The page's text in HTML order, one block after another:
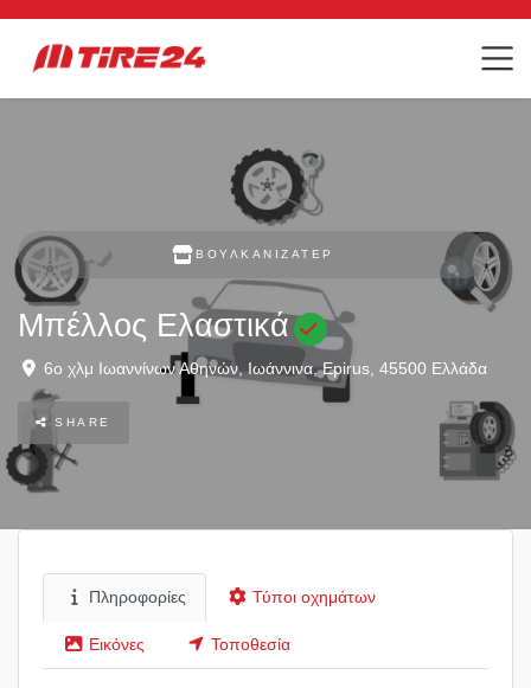
ΒΟΥΛΚΑΝΙΖΑΤΈΡ
Μπέλλος Ελαστικά
6ο χλμ Ιωαννίνων Αθηνών, Ιωάννινα,Epirus 45500 Ελλάδα
SHARE
Πληροφορίες Τύποι οχημάτων
Εικόνες Τοποθεσία